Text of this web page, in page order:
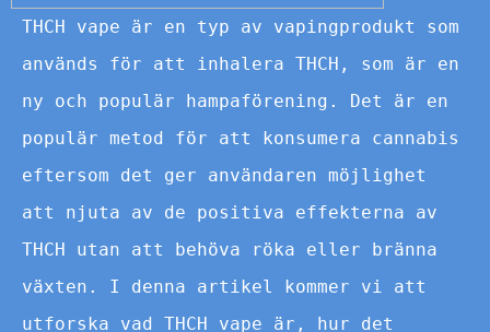
THCH vape är en typ av vapingprodukt som
används för att inhalera THCH, som är en
ny och populär hampaförening. Det är en
populär metod för att konsumera cannabis
eftersom det ger användaren möjlighet
att njuta av de positiva effekterna av
THCH utan att behöva röka eller bränna
växten. I denna artikel kommer vi att
utforska vad THCH vape är, hur det